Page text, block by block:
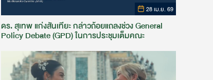
28 เม.ย. 69
ดร. สุเทพ แก่งสันเทียะ กล่าวถ้อยแถลงช่วง General
Policy Debate (GPD) ในการประชุมเต็มคณะ